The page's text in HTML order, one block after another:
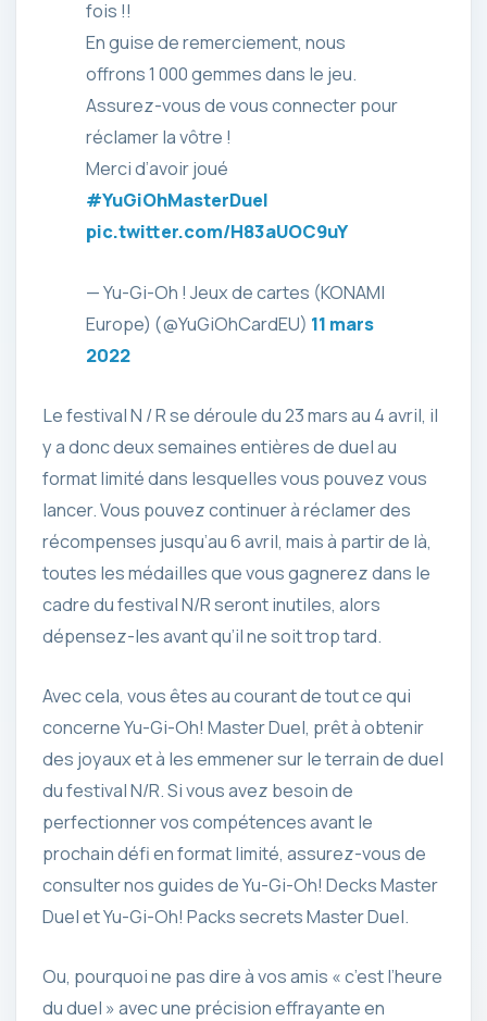
fois !!
En guise de remerciement, nous
offrons 1 000 gemmes dans le jeu.
Assurez-vous de vous connecter pour
réclamer la vôtre !
Merci d’avoir joué
#YuGiOhMasterDuel
pic.twitter.com/H83aUOC9uY
— Yu-Gi-Oh ! Jeux de cartes (KONAMI
Europe) (@YuGiOhCardEU) 11 mars
2022
Le festival N / R se déroule du 23 mars au 4 avril, il
y a donc deux semaines entières de duel au
format limité dans lesquelles vous pouvez vous
lancer. Vous pouvez continuer à réclamer des
récompenses jusqu’au 6 avril, mais à partir de là,
toutes les médailles que vous gagnerez dans le
cadre du festival N/R seront inutiles, alors
dépensez-les avant qu’il ne soit trop tard.
Avec cela, vous êtes au courant de tout ce qui
concerne Yu-Gi-Oh! Master Duel, prêt à obtenir
des joyaux et à les emmener sur le terrain de duel
du festival N/R. Si vous avez besoin de
perfectionner vos compétences avant le
prochain défi en format limité, assurez-vous de
consulter nos guides de Yu-Gi-Oh! Decks Master
Duel et Yu-Gi-Oh! Packs secrets Master Duel.
Ou, pourquoi ne pas dire à vos amis « c’est l’heure
du duel » avec une précision effrayante en